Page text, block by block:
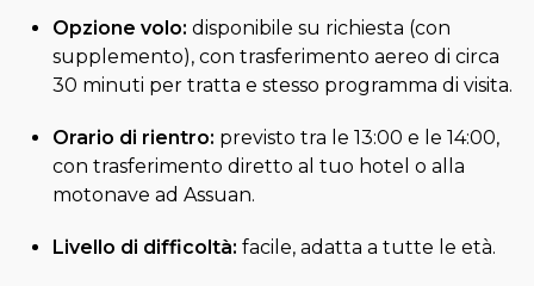
Opzione volo: disponibile su richiesta (con
supplemento), con trasferimento aereo di circa
30 minuti per tratta e stesso programma di visita.
Orario di rientro: previsto tra le 13:00 e le 14:00,
con trasferimento diretto al tuo hotel o alla
motonave ad Assuan.
Livello di difficoltà: facile, adatta a tutte le età.